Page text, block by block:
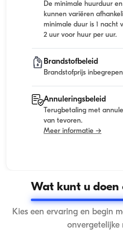
De minimale huurduur
kunnen variëren
minimale duur is 1 nacht
2 uur voor huur per uur.
Brandstofbeleid
Brandstofprijs inbegrepen
Annuleringsbeleid
Terugbetaling met
van tevoren.
Meer informatie →
Wat kunt u doen
Kies een ervaring en begin
onvergetelijke